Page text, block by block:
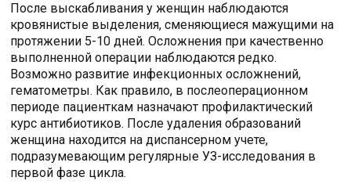
После выскабливания у женщин наблюдаются
кровянистые выделения, сменяющиеся мажущими на
протяжении 5-10 дней. Осложнения при качественно
выполненной операции наблюдаются редко.
Возможно развитие инфекционных осложнений,
гематометры. Как правило, в послеоперационном
периоде пациенткам назначают профилактический
курс антибиотиков. После удаления образований
женщина находится на диспансерном учете,
подразумевающим регулярные УЗ-исследования в
первой фазе цикла.